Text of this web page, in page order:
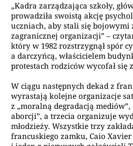
„Kadra zarządzająca szkoły,
prowadziła swoistą akcję
uczniach, aby stali się
zagranicznej organizacji” –
który w 1982 rozstrzygnął spór
a darczyńcą, właścicielem
protestach rodziców wycofał się
W ciągu następnych dekad z
wyrastają kolejne organizacje
z „moralną degradacją
aborcji”, a trzecia organizuje
młodzieży. Wszystkie trzy
francuskiego zamku, Caio